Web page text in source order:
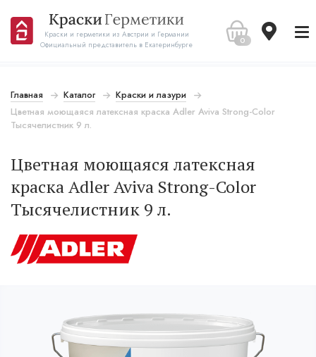
Краски и герметики из Австрии и Германии
Официальный представитель в Екатеринбурге
0
Главная Каталог
Краски и лазури
Цветная моющаяся латексная краска Adler Aviva Strong-Color
Тысячелистник 9 л.
Цветная моющаяся латексная
краска Adler Aviva Strong-Color
Тысячелистник 9 л.